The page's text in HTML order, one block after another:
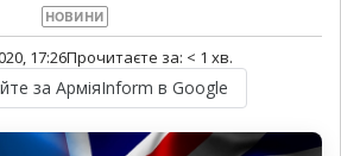
НОВИНИ
17:26Прочитаєте за: < 1 хв.
за АрміяInform в Google